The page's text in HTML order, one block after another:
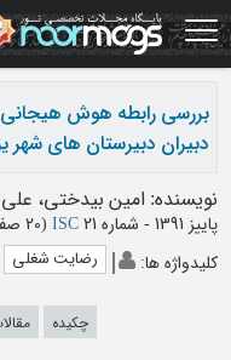
Skip
to
main
بررسی رابطه هوش هیجانی
دبیران دبیرستان های شهر
نویسنده: امین بیدختی، علی
پاییز 1391 - شماره 21 ISC (‎20 صفحه -
کلیدواژه ها: رضایت شغلی
چکیده